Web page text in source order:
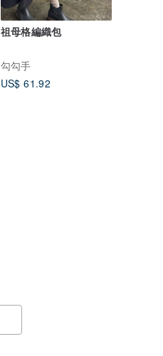
祖母格編織包
勾勾手
US$ 61.92